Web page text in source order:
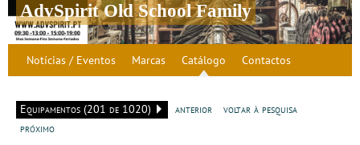
AdvSpirit Old School Family
Notícias / Eventos Marcas Catálogo Contactos
Equipamentos (201 de 1020) anterior
voltar à pesquisa
próximo